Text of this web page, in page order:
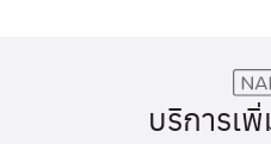
บริการเ